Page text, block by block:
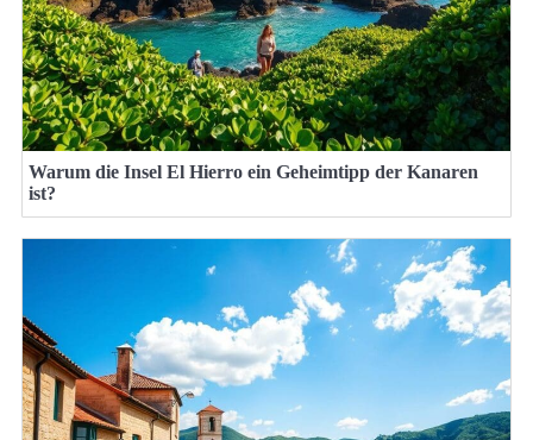
Warum die Insel El Hierro ein Geheimtipp der Kanaren
ist?